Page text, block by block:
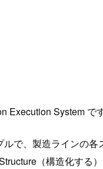
Execution System で
で、製造ラインの
（構造化する